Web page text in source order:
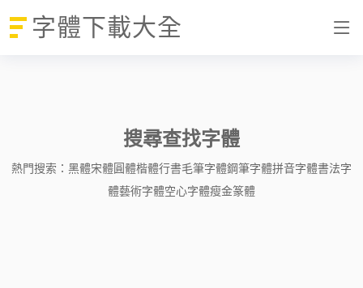
字體下載大全
搜尋查找字體
熱門搜索： 黑體宋體圓體楷體行書毛筆字體鋼筆字體拼音字體書法字
體藝術字體空心字體瘦金篆體